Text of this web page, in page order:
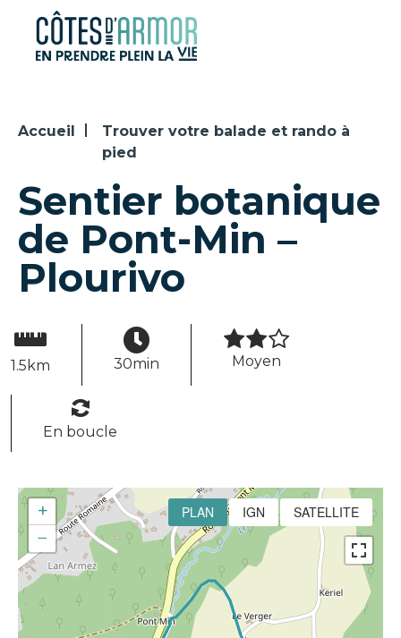
Panneau de gestion des cookies
Accueil
Trouver votre balade et rando à
pied
Sentier botanique
de Pont-Min –
Plourivo
1.5km 30min Moyen
En boucle
+
−
PLAN IGN SATELLITE